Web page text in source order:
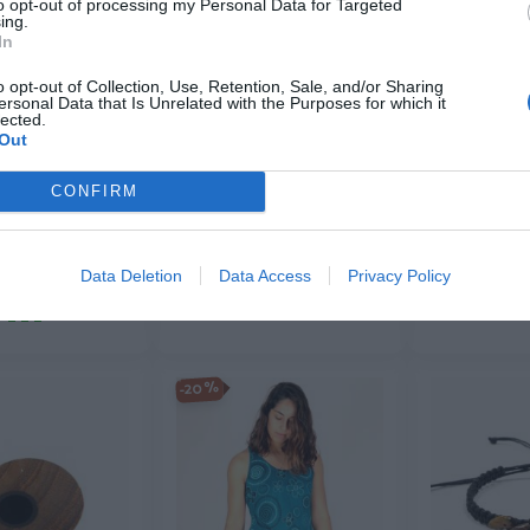
opt-out of processing my Personal Data for Targeted
opt-out of Collection, Use, Retention, Sale, and/or Sharing
Data that Is Unrelated with the Purposes for which it
CONFIRM
Data Deletion Data Access Privacy Policy
Patchwork
con Alma
99 € 29,99 €
Camisa hippie patchwork
★★★★★
★★★★★
[CMHC12 ]
Ver producto
-20%